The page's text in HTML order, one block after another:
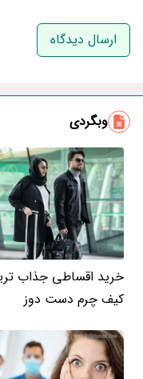
نام و نام خانوادگی
وبگردی
خرید اقساطی جذاب
کیف چرم دست دوز